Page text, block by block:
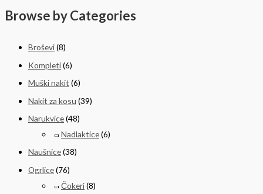
Browse by Categories
Broševi(8)
Kompleti(6)
Muški nakit (6)
Nakit za kosu (39)
Narukvice(48)
Nadlaktice(6)
Naušnice(38)
Ogrlice(76)
Čokeri(8)